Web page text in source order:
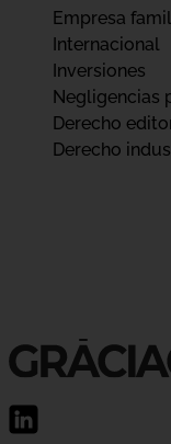
Empresa
Internacional
Inversiones
Negligencias
Derecho
Derecho